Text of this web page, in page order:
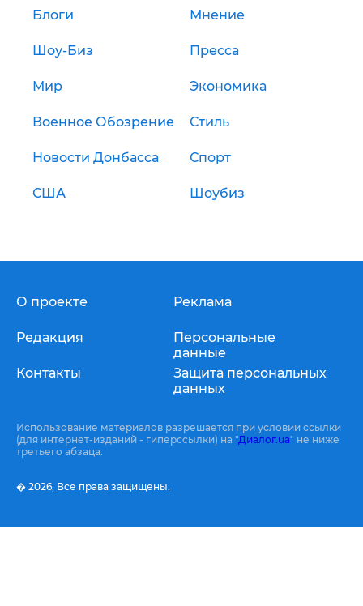
Блоги Мнение
Шоу-Биз Пресса
Мир Экономика
Военное Обозрение Стиль
Новости Донбасса Спорт
США Шоубиз
О проекте
Редакция
Контакты
Реклама
Персональные
данные
Защита персональных
данных
Использование материалов разрешается при условии ссылки
(для интернет-изданий - гиперссылки) на "Диалог.ua" не ниже
третьего абзаца.
� 2026, Все права защищены.